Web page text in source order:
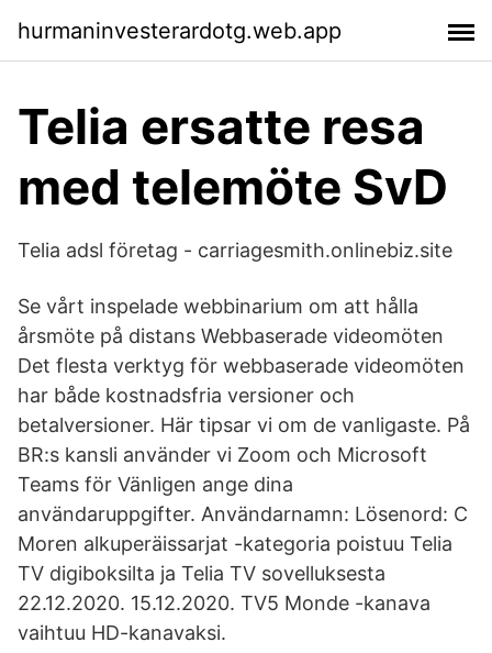
hurmaninvesterardotg.web.app
Telia ersatte resa
med telemöte SvD
Telia adsl företag - carriagesmith.onlinebiz.site
Se vårt inspelade webbinarium om att hålla
årsmöte på distans Webbaserade videomöten
Det flesta verktyg för webbaserade videomöten
har både kostnadsfria versioner och
betalversioner. Här tipsar vi om de vanligaste. På
BR:s kansli använder vi Zoom och Microsoft
Teams för Vänligen ange dina
användaruppgifter. Användarnamn: Lösenord: C
Moren alkuperäissarjat -kategoria poistuu Telia
TV digiboksilta ja Telia TV sovelluksesta
22.12.2020. 15.12.2020. TV5 Monde -kanava
vaihtuu HD-kanavaksi.